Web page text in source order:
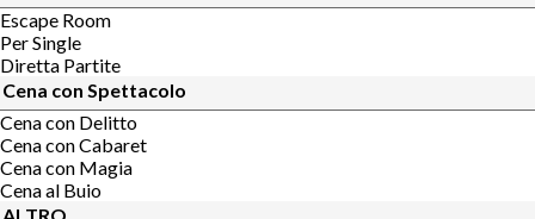
Escape Room
Per Single
Diretta Partite
Cena con Spettacolo
Cena con Delitto
Cena con Cabaret
Cena con Magia
Cena al Buio